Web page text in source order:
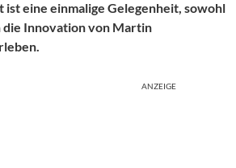
ist eine einmalige Gelegenheit, sowohl
die Innovation von Martin
ANZEIGE